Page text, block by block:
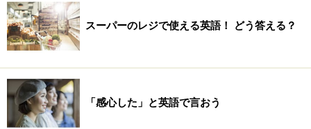
語順が同じ
語順が逆
スーパーのレジで使える英語！ どう答える？
「感心した」と英語で言おう